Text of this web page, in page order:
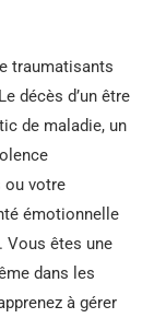
traumatisants
décès d’un être
de maladie, un
ou votre
émotionnelle
Vous êtes une
dans les
à gérer